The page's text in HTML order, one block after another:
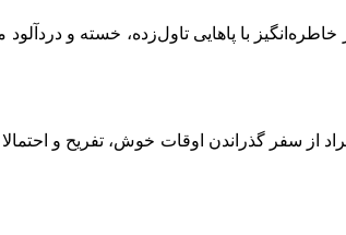
خاطره‌انگیز با پاهایی تاول‌زده، خسته و
از سفر گذراندن اوقات خوش، تفریح و